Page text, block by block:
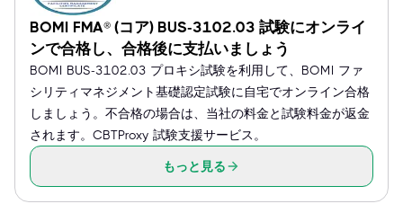
BOMI FMA® (コア) BUS-3102.03 試験にオンライ
ンで合格し、合格後に支払いましょう
BOMI BUS-3102.03 プロキシ試験を利用して、BOMI ファ
シリティマネジメント基礎認定試験に自宅でオンライン合格
しましょう。不合格の場合は、当社の料金と試験料金が返金
されます。CBTProxy 試験支援サービス。
もっと見る